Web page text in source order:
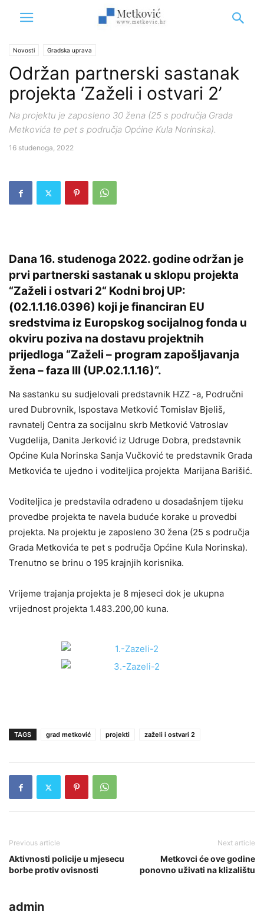
Novosti Gradska uprava
Održan partnerski sastanak
projekta ‘Zaželi i ostvari 2’
Na projektu je zaposleno 30 žena (25 s područja Grada
Metkovića te pet s područja Općine Kula Norinska).
16 studenoga, 2022
Dana 16. studenoga 2022. godine održan je
prvi partnerski sastanak u sklopu projekta
“Zaželi i ostvari 2“ Kodni broj UP:
(02.1.1.16.0396) koji je financiran EU
sredstvima iz Europskog socijalnog fonda u
okviru poziva na dostavu projektnih
prijedloga “Zaželi – program zapošljavanja
žena – faza III (UP.02.1.1.16)“.
Na sastanku su sudjelovali predstavnik HZZ -a, Područni
ured Dubrovnik, Ispostava Metković Tomislav Bjeliš,
ravnatelj Centra za socijalnu skrb Metković Vatroslav
Vugdelija, Danita Jerković iz Udruge Dobra, predstavnik
Općine Kula Norinska Sanja Vučković te predstavnik Grada
Metkovića te ujedno i voditeljica projekta Marijana Barišić.
Voditeljica je predstavila odrađeno u dosadašnjem tijeku
provedbe projekta te navela buduće korake u provedbi
projekta. Na projektu je zaposleno 30 žena (25 s područja
Grada Metkovića te pet s područja Općine Kula Norinska).
Trenutno se brinu o 195 krajnjih korisnika.
Vrijeme trajanja projekta je 8 mjeseci dok je ukupna
vrijednost projekta 1.483.200,00 kuna.
TAGS grad metković projekti zaželi i ostvari 2
Previous article
Aktivnosti policije u mjesecu
borbe protiv ovisnosti
Next article
Metkovci će ove godine
ponovno uživati na klizalištu
admin